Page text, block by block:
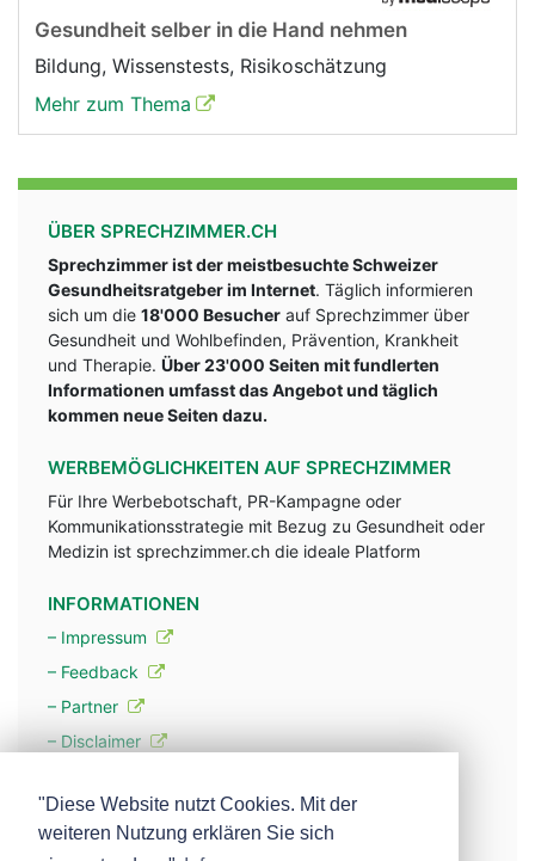
Gesundheit selber in die Hand nehmen
Bildung, Wissenstests, Risikoschätzung
Mehr zum Thema
ÜBER SPRECHZIMMER.CH
Sprechzimmer ist der meistbesuchte Schweizer
Gesundheitsratgeber im Internet. Täglich informieren
sich um die 18'000 Besucher auf Sprechzimmer über
Gesundheit und Wohlbefinden, Prävention, Krankheit
und Therapie. Über 23'000 Seiten mit fundlerten
Informationen umfasst das Angebot und täglich
kommen neue Seiten dazu.
WERBEMÖGLICHKEITEN AUF SPRECHZIMMER
Für Ihre Werbebotschaft, PR-Kampagne oder
Kommunikationsstrategie mit Bezug zu Gesundheit oder
Medizin ist sprechzimmer.ch die ideale Platform
INFORMATIONEN
– Impressum
– Feedback
– Partner
– Disclaimer
– Werbung
"Diese Website nutzt Cookies. Mit der
weiteren Nutzung erklären Sie sich